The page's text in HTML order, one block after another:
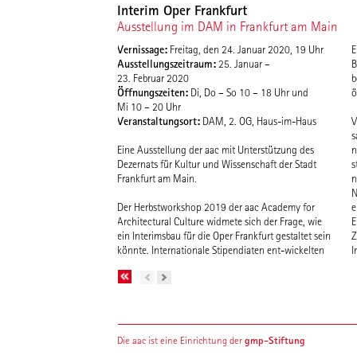
Interim Oper Frankfurt
Ausstellung im DAM in Frankfurt am Main
Vernissage: Freitag, den 24. Januar 2020, 19 Uhr
Ausstellungszeitraum: 25. Januar –
23. Februar 2020
Öffnungszeiten: Di, Do – So 10 – 18 Uhr und
Mi 10 – 20 Uhr
Veranstaltungsort: DAM, 2. OG, Haus-im-Haus
Eine Ausstellung der aac mit Unterstützung des
Dezernats für Kultur und Wissenschaft der Stadt
Frankfurt am Main.
Der Herbstworkshop 2019 der aac Academy for
Architectural Culture widmete sich der Frage, wie
ein Interimsbau für die Oper Frankfurt gestaltet sein
könnte. Internationale Stipendiaten ent-wickelten
Die aac ist eine Einrichtung dergmp-Stiftung